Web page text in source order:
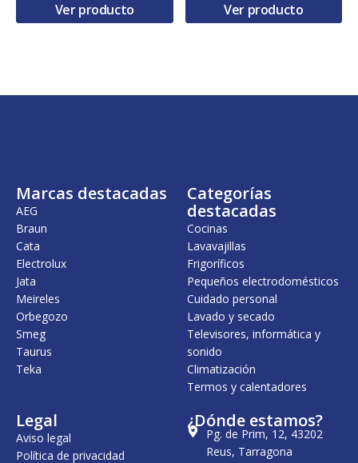
Ver producto Ver producto
Marcas destacadas
AEG
Braun
Cata
Electrolux
Jata
Meireles
Orbegozo
Smeg
Taurus
Teka
Categorías
destacadas
Cocinas
Lavavajillas
Frigoríficos
Pequeños electrodomésticos
Cuidado personal
Lavado y secado
Televisores, informática y
sonido
Climatización
Termos y calentadores
Legal
Aviso legal
Política de privacidad
¿Dónde estamos?
Pg. de Prim, 12, 43202
Reus, Tarragona